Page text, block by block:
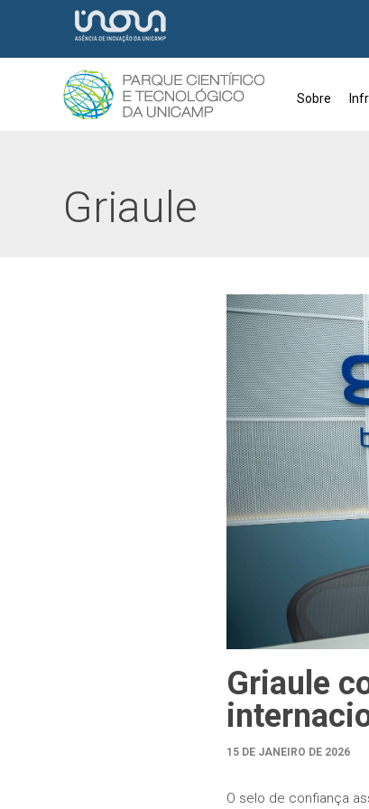
Sobre
Tag:
Griaule
Griaule
15 DE JANEIRO DE 2026
O selo de confiança